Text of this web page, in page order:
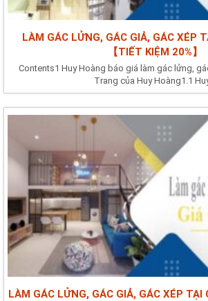
LÀM GÁC LỬNG, GÁC GIẢ, GÁC XÉP
【TIẾT KIỆM 20%】
Contents1 Huy Hoàng báo giá làm gác lửng,
Trang của Huy Hoàng1.1
LÀM GÁC LỬNG, GÁC GIẢ, GÁC XÉP